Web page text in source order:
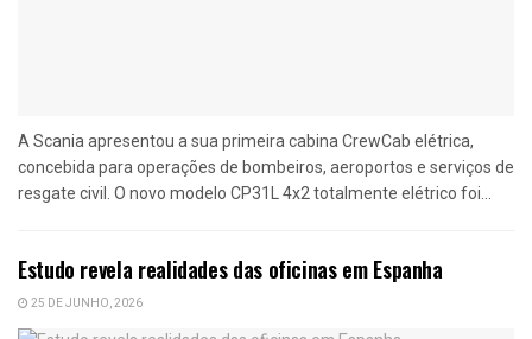
A Scania apresentou a sua primeira cabina CrewCab elétrica,
concebida para operações de bombeiros, aeroportos e serviços de
resgate civil. O novo modelo CP31L 4x2 totalmente elétrico foi...
Estudo revela realidades das oficinas em Espanha
25 DE JUNHO, 2026